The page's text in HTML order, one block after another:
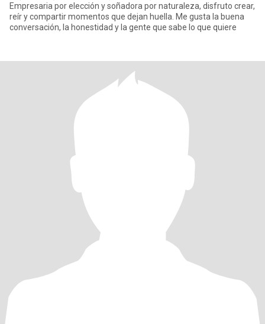
Empresaria por elección y soñadora por naturaleza, disfruto crear,
reír y compartir momentos que dejan huella. Me gusta la buena
conversación, la honestidad y la gente que sabe lo que quiere